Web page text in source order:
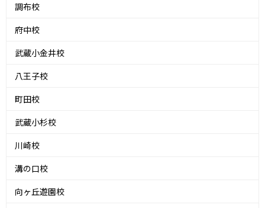
調布校
府中校
武蔵小金井校
八王子校
町田校
武蔵小杉校
川崎校
溝の口校
向ヶ丘遊園校